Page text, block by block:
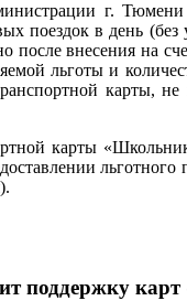
г.
поездок в день
внесения на
льготы и
карты,
карты
поддержку